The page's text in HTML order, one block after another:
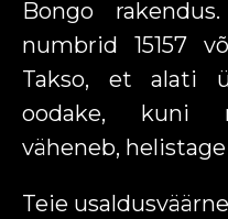
Bongo
numbrid 15157
Takso, et alati
oodake, kuni
väheneb,
Teie